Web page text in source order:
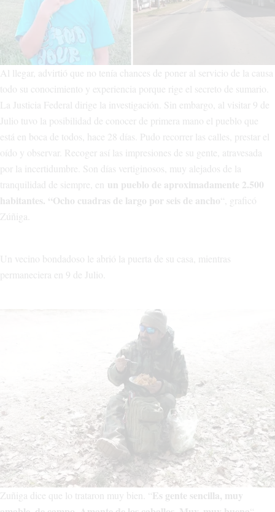
Al llegar, advirtió que no tenía chances de poner al servicio de la causa
todo su conocimiento y experiencia porque rige el secreto de sumario.
La Justicia Federal dirige la investigación. Sin embargo, al visitar 9 de
Julio tuvo la posibilidad de conocer de primera mano el pueblo que
está en boca de todos, hace 28 días. Pudo recorrer las calles, prestar el
oído y observar. Recoger así las impresiones de su gente, atravesada
por la incertidumbre. Son días vertiginosos, muy alejados de la
tranquilidad de siempre, en un pueblo de aproximadamente 2.500
habitantes. “Ocho cuadras de largo por seis de ancho “, graficó
Zúñiga.
Un vecino bondadoso le abrió la puerta de su casa, mientras
permaneciera en 9 de Julio.
Zuñiga dice que lo trataron muy bien. “ Es gente sencilla, muy